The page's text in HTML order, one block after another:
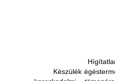
Készülék